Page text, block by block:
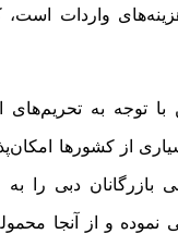
واردات
با توجه به تحریم‌های
از کشورها
بازرگانان دبی را
و از آنجا